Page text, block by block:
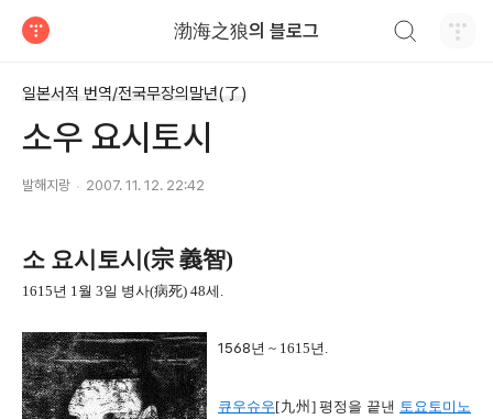
渤海之狼의 블로그
일본서적 번역/전국무장의말년(了)
소우 요시토시
발해지랑 2007. 11. 12. 22:42
소 요시토시 (宗 義智)
1615년 1월 3일 병사(病死) 48세 .
1568년 ~ 1615년 .
큐우슈우[九州] 평정을 끝낸 토요토미노